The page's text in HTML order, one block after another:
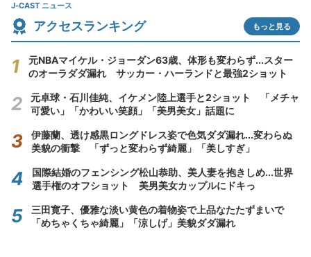
J-CAST ニュース
アクセスランキング もっと見る
元NBAマイケル・ジョーダン63歳、体形も変わらず...スター
のオーラダダ漏れ サッカー・ハーランドと最強2ショット
元卓球・石川佳純、イケメン陸上選手と2ショット 「メチャ
可愛い」「かわいい笑顔」「美男美女」話題に
伊藤蘭、透け感黒ロングドレス姿で色気ダダ漏れ...変わらぬ
美貌の衝撃 「ずっと変わらず綺麗」「美しすぎ」
国際結婚のフェンシング松山恭助、美人妻を抱きしめ...世界
選手権のオフショット 美男美女カップルにドキっ
三田寛子、優雅な淡い黄色の着物姿で上品なたたずまいで
「めちゃくちゃ綺麗」「涼しげ」美貌ダダ漏れ